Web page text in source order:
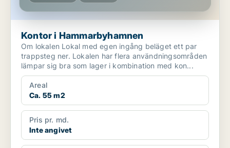
Kontor i Hammarbyhamnen
Om lokalen Lokal med egen ingång beläget ett par
trappsteg ner. Lokalen har flera användningsområden
lämpar sig bra som lager i kombination med kon...
Areal
Ca. 55 m2
Pris pr. md.
Inte angivet